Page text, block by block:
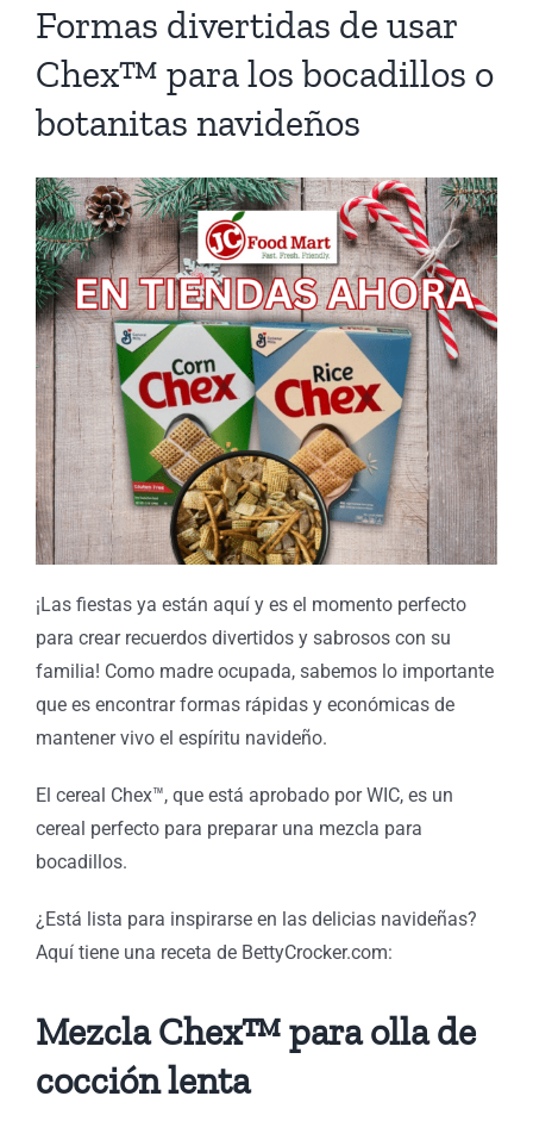
Formas divertidas de usar
Chex™ para los bocadillos o
botanitas navideños
¡Las fiestas ya están aquí y es el momento perfecto
para crear recuerdos divertidos y sabrosos con su
familia! Como madre ocupada, sabemos lo importante
que es encontrar formas rápidas y económicas de
mantener vivo el espíritu navideño.
El cereal Chex™, que está aprobado por WIC, es un
cereal perfecto para preparar una mezcla para
bocadillos.
¿Está lista para inspirarse en las delicias navideñas?
Aquí tiene una receta de BettyCrocker.com:
Mezcla Chex™ para olla de
cocción lenta